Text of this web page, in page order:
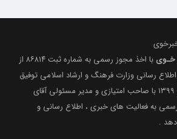
خـوی
با اخذ مجوز رسمی به شماره ثبت ۸۶۸۱۴ از
رسانی وزارت فرهنگ و ارشاد اسلامی توفیق
یافت از ۲۰ مرداد ماه سال ۱۳۹۹ با صاحب امتیازی و مدیر مسئولی آقای
به فعالیت های خبری ، اطلاع رسانی و
.